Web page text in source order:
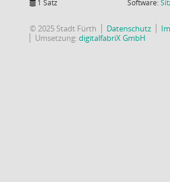
1 Satz Software:
© 2025 Stadt Fürth Datenschutz
Umsetzung:digitalfabriX GmbH